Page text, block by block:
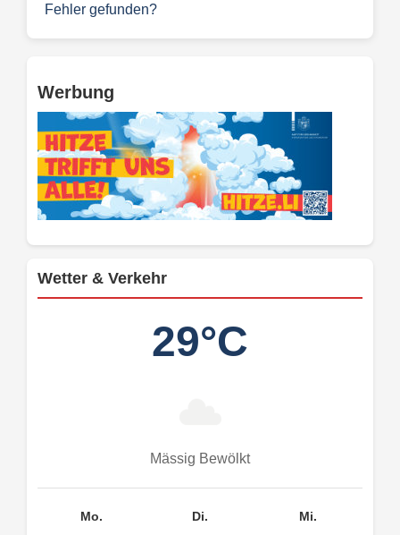
Fehler gefunden?
Werbung
Wetter & Verkehr
29°C
Mässig Bewölkt
Mo. Di. Mi.